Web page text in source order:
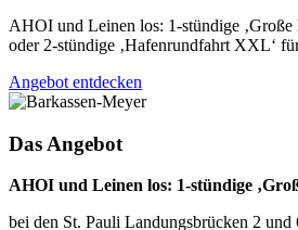
AHOI und Leinen los: 1-stündige
oder 2-stündige ‚Hafenrundfahrt XXL‘
Angebot entdecken
Das Angebot
AHOI und Leinen los: 1-stündige
bei den St. Pauli Landungsbrücken 2